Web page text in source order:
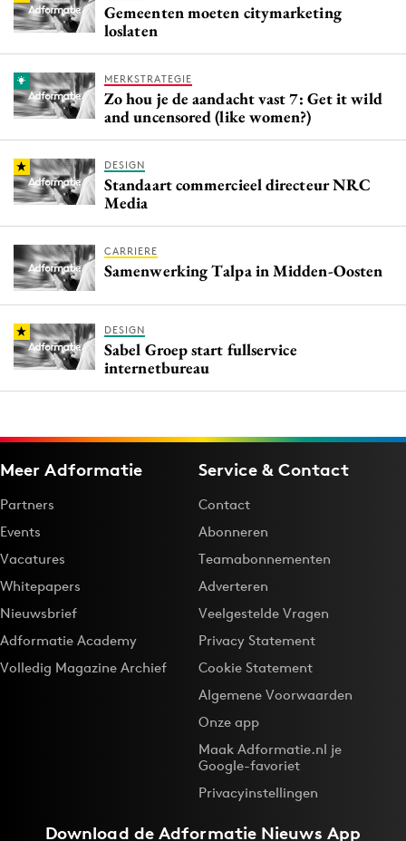
Gemeenten moeten citymarketing
loslaten
MERKSTRATEGIE
Zo hou je de aandacht vast 7: Get it wild
and uncensored (like women?)
DESIGN
Standaart commercieel directeur NRC
Media
CARRIERE
Samenwerking Talpa in Midden-Oosten
DESIGN
Sabel Groep start fullservice
internetbureau
Meer Adformatie
Partners
Events
Vacatures
Whitepapers
Nieuwsbrief
Adformatie Academy
Volledig Magazine Archief
Service & Contact
Contact
Abonneren
Teamabonnementen
Adverteren
Veelgestelde Vragen
Privacy Statement
Cookie Statement
Algemene Voorwaarden
Onze app
Maak Adformatie.nl je
Google-favoriet
Privacyinstellingen
Download deAdformatie Nieuws App